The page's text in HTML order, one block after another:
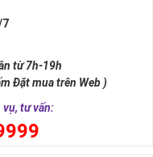
số 5 đứng giữa dãy số
(Kim – Mộc – Thủy – Hỏa –
- Trí – Tín), trong cuộc sống
). Đó là 5 yếu tố cho cuộc
vậy, các chuyên gia
7
từ 7h-19h
Đặt mua trên Web )
tư vấn: